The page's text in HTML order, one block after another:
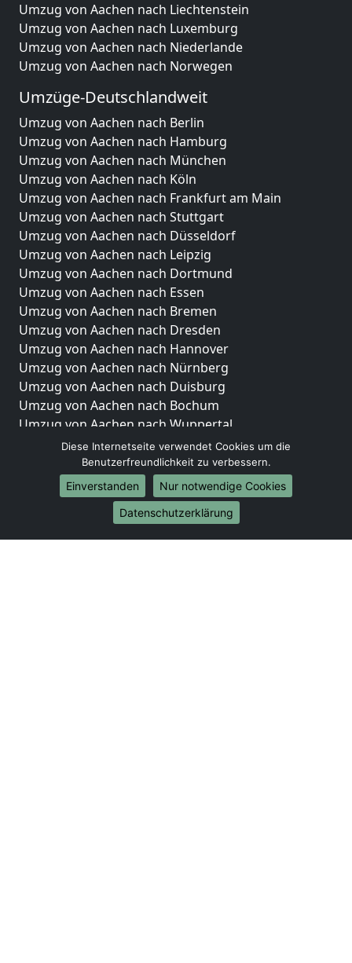
Umzug von Aachen nach Liechtenstein
Umzug von Aachen nach Luxemburg
Umzug von Aachen nach Niederlande
Umzug von Aachen nach Norwegen
Umzüge-Deutschlandweit
Umzug von Aachen nach Berlin
Umzug von Aachen nach Hamburg
Umzug von Aachen nach München
Umzug von Aachen nach Köln
Umzug von Aachen nach Frankfurt am Main
Umzug von Aachen nach Stuttgart
Umzug von Aachen nach Düsseldorf
Umzug von Aachen nach Leipzig
Umzug von Aachen nach Dortmund
Umzug von Aachen nach Essen
Umzug von Aachen nach Bremen
Umzug von Aachen nach Dresden
Umzug von Aachen nach Hannover
Umzug von Aachen nach Nürnberg
Umzug von Aachen nach Duisburg
Umzug von Aachen nach Bochum
Umzug von Aachen nach Wuppertal
Umzug von Aachen nach Bielefeld
Umzug von Aachen nach Bonn
Umzug von Aachen nach Münster
Internationale-Umzüge
Umzug von Aachen nach Brasilien
Diese Internetseite verwendet Cookies um die
Benutzerfreundlichkeit zu verbessern.
Einverstanden
Nur notwendige Cookies
Datenschutzerklärung